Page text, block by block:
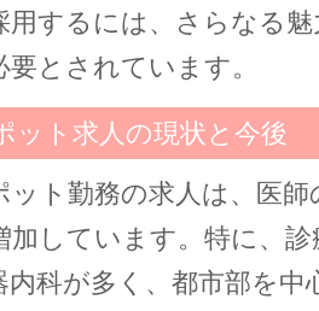
用するには、さらなる
とされています。
ット求人の現状と今後
ット勤務の求人は、医師
加しています。特に、
内科が多く、都市部を中